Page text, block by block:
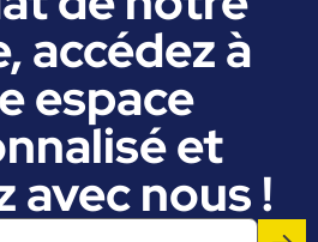
accédez à
espace
et
avec nous !